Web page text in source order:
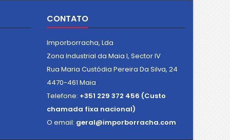
CONTATO
Imporborracha, Lda
Zona Industrial da Maia I, Sector IV
Rua Maria Custódia Pereira Da Silva, 24
4470-461 Maia
Telefone: +351 229 372 456 (Custo
chamada fixa nacional)
O email: geral@imporborracha.com